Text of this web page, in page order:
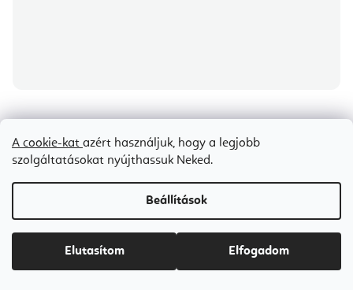
A cookie-kat azért használjuk, hogy a legjobb
szolgáltatásokat nyújthassuk Neked.
Beállítások
Elutasítom Elfogadom
24,7 cm
8-10 napon belül szállítunk
Ft29 500